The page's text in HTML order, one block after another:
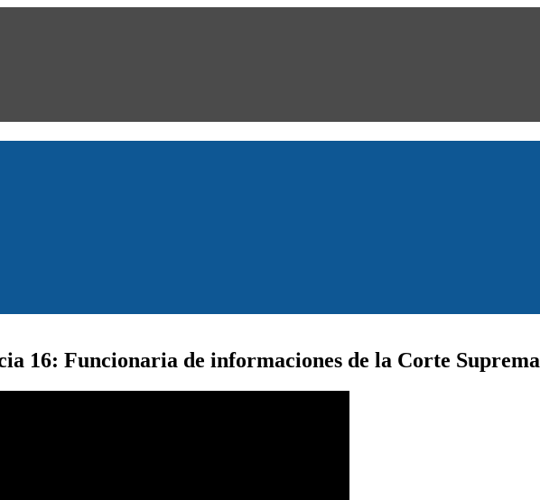
16: Funcionaria de informaciones de la Corte Suprema